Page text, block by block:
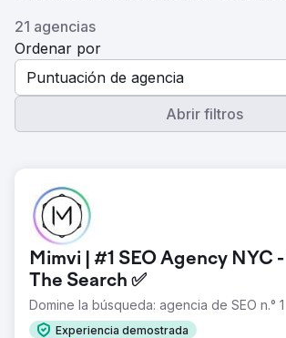
21 agencias
Ordenar por
Puntuación de agencia
Abrir filtros
Mimvi | #1 SEO Agency NYC
The Search ✅
Domine la búsqueda: agencia de SEO n.° 1
Experiencia demostrada